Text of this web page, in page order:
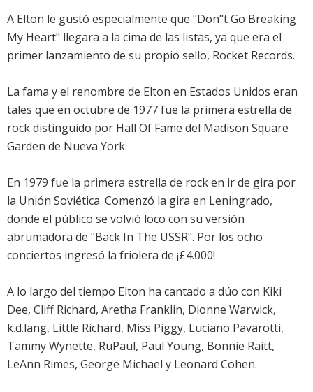
A Elton le gustó especialmente que "Don"t Go Breaking
My Heart" llegara a la cima de las listas, ya que era el
primer lanzamiento de su propio sello, Rocket Records.
La fama y el renombre de Elton en Estados Unidos eran
tales que en octubre de 1977 fue la primera estrella de
rock distinguido por Hall Of Fame del Madison Square
Garden de Nueva York.
En 1979 fue la primera estrella de rock en ir de gira por
la Unión Soviética. Comenzó la gira en Leningrado,
donde el público se volvió loco con su versión
abrumadora de "Back In The USSR". Por los ocho
conciertos ingresó la friolera de ¡£4.000!
A lo largo del tiempo Elton ha cantado a dúo con Kiki
Dee, Cliff Richard, Aretha Franklin, Dionne Warwick,
k.d.lang, Little Richard, Miss Piggy, Luciano Pavarotti,
Tammy Wynette, RuPaul, Paul Young, Bonnie Raitt,
LeAnn Rimes, George Michael y Leonard Cohen.